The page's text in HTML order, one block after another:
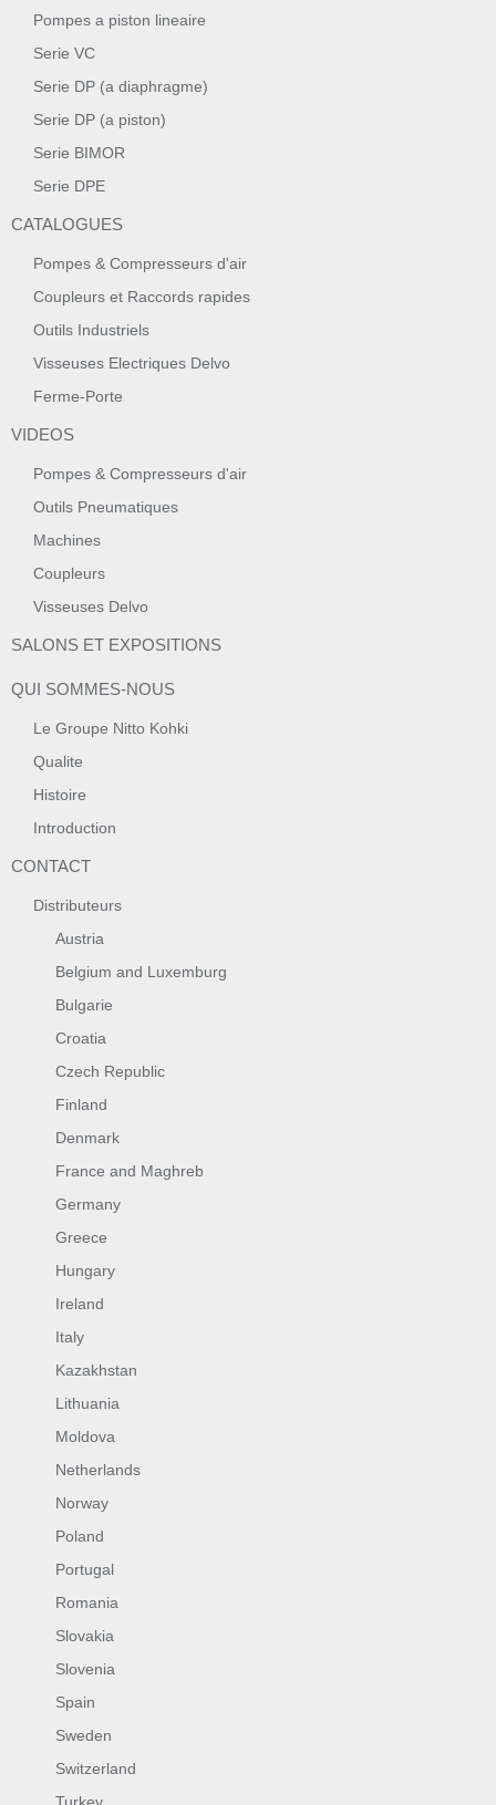
Pompes a piston lineaire
Serie VC
Serie DP (a diaphragme)
Serie DP (a piston)
Serie BIMOR
Serie DPE
CATALOGUES
Pompes & Compresseurs d'air
Coupleurs et Raccords rapides
Outils Industriels
Visseuses Electriques Delvo
Ferme-Porte
VIDEOS
Pompes & Compresseurs d'air
Outils Pneumatiques
Machines
Coupleurs
Visseuses Delvo
SALONS ET EXPOSITIONS
QUI SOMMES-NOUS
Le Groupe Nitto Kohki
Qualite
Histoire
Introduction
CONTACT
Distributeurs
Austria
Belgium and Luxemburg
Bulgarie
Croatia
Czech Republic
Finland
Denmark
France and Maghreb
Germany
Greece
Hungary
Ireland
Italy
Kazakhstan
Lithuania
Moldova
Netherlands
Norway
Poland
Portugal
Romania
Slovakia
Slovenia
Spain
Sweden
Switzerland